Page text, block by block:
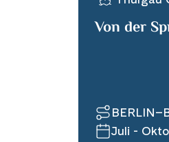
Von der
Juli -